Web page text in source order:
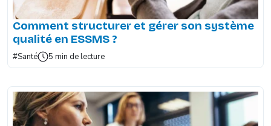
Comment structurer et gérer son système
qualité en ESSMS ?
#Santé 5 min de lecture